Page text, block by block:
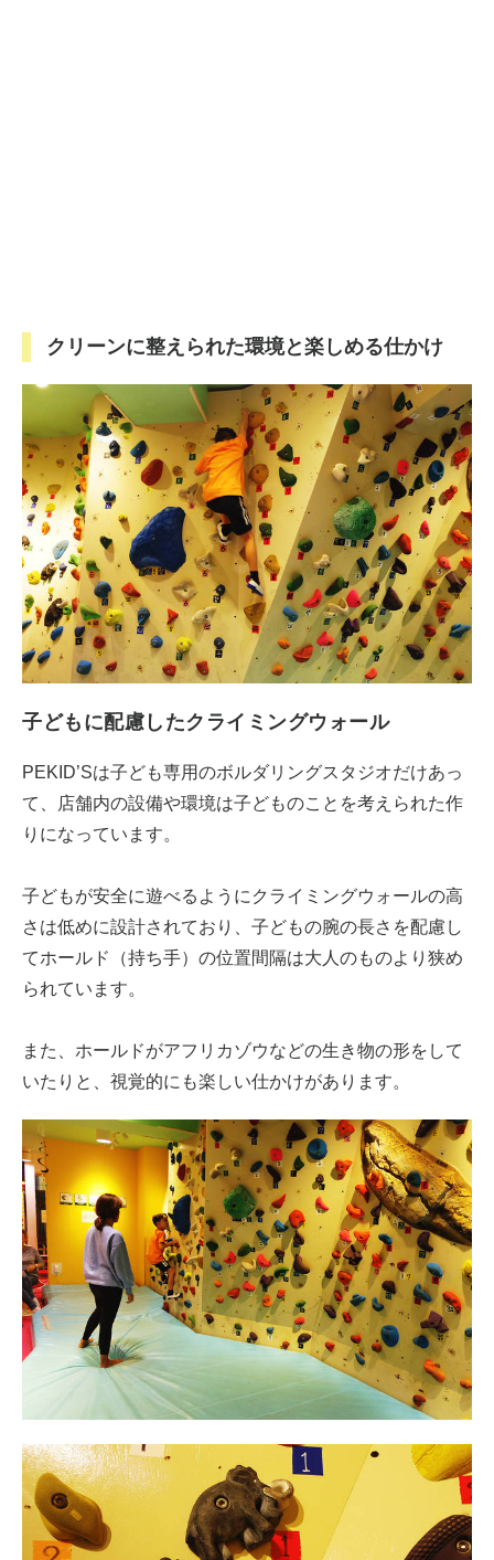
クリーンに整えられた環境と楽しめる仕かけ
子どもに配慮したクライミングウォール
PEKID’Sは子ども専用のボルダリングスタジオだけあっ
て、店舗内の設備や環境は子どものことを考えられた作
りになっています。
子どもが安全に遊べるようにクライミングウォールの高
さは低めに設計されており、子どもの腕の長さを配慮し
てホールド（持ち手）の位置間隔は大人のものより狭め
られています。
また、ホールドがアフリカゾウなどの生き物の形をして
いたりと、視覚的にも楽しい仕かけがあります。